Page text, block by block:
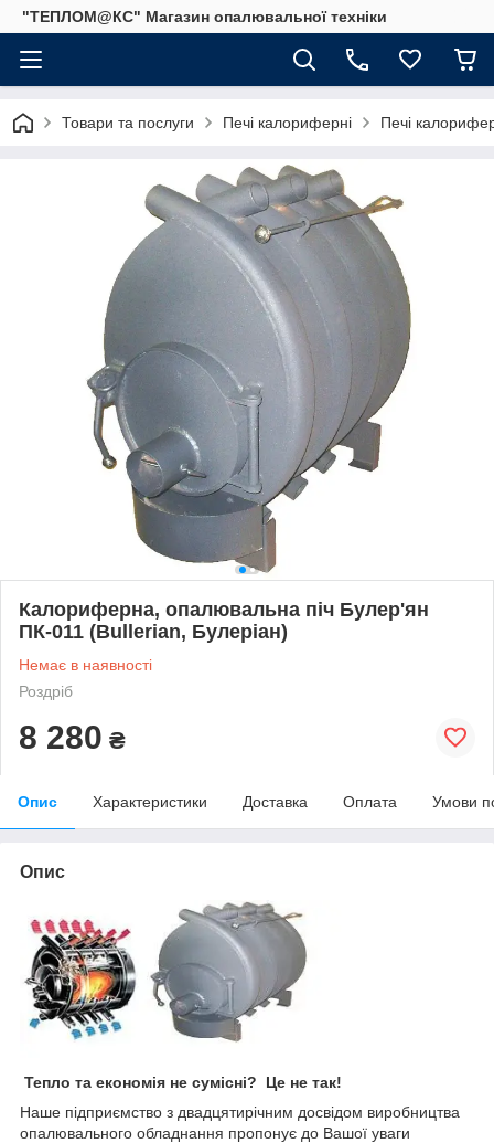
"ТЕПЛОМ@КС" Магазин опалювальної техніки
Товари та послуги Печі калориферні Печі
Калориферна, опалювальна піч Булер'ян
ПК-011 (Bullerian, Булеріан)
Немає в наявності
Роздріб
8 280 ₴
Опис Характеристики Доставка Оплата Умови
Опис
Тепло та економія не сумісні? Це не так!
Наше підприємство з двадцятирічним досвідом виробництва
опалювального обладнання пропонує до Вашої уваги